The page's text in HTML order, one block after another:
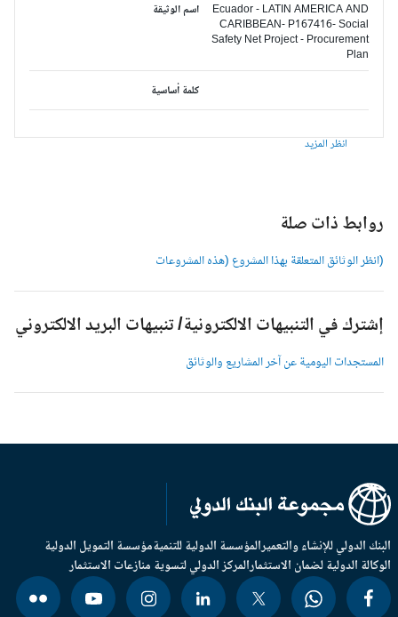
اسم الوثيقة
Ecuador - LATIN AMERICA AND
CARIBBEAN- P167416- Social
Safety Net Project - Procurement
Plan
كلمة أساسية
انظر المزيد
روابط ذات صلة
(انظر الوثائق المتعلقة بهذا المشروع (هذه المشروعات
إشترك في التنبيهات الالكترونية/ تنبيهات البريد الالكتروني
المستجدات اليومية عن آخر المشاريع والوثائق
الدولي للإنشاء والتعميرالمؤسسة الدولية للتنميةمؤسسة التمويل الدولية
الدولية لضمان الاستثمارالمركز الدولي لتسوية منازعات الاستثمار